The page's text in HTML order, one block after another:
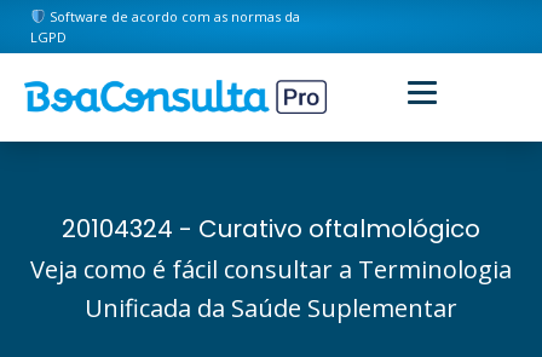
Software de acordo com as normas da
LGPD
20104324 - Curativo oftalmológico
Veja como é fácil consultar a Terminologia
Unificada da Saúde Suplementar